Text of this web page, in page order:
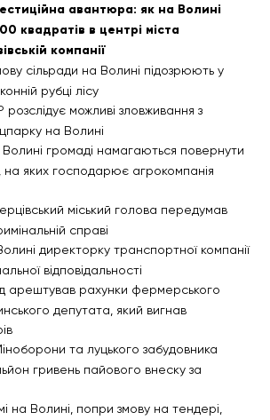
авантюра: як на Волині
квадратів в центрі міста
компанії
сільради на Волині підозрюють у
рубці лісу
розслідує можливі зловживання з
на Волині
громаді намагаються повернути
на яких господарює агрокомпанія
міський голова передумав
справі
директорку транспортної компанії
відповідальності
арештував рахунки фермерського
депутата, який вигнав
та луцького забудовника
гривень пайового внеску за
на Волині, попри змову на тендері,